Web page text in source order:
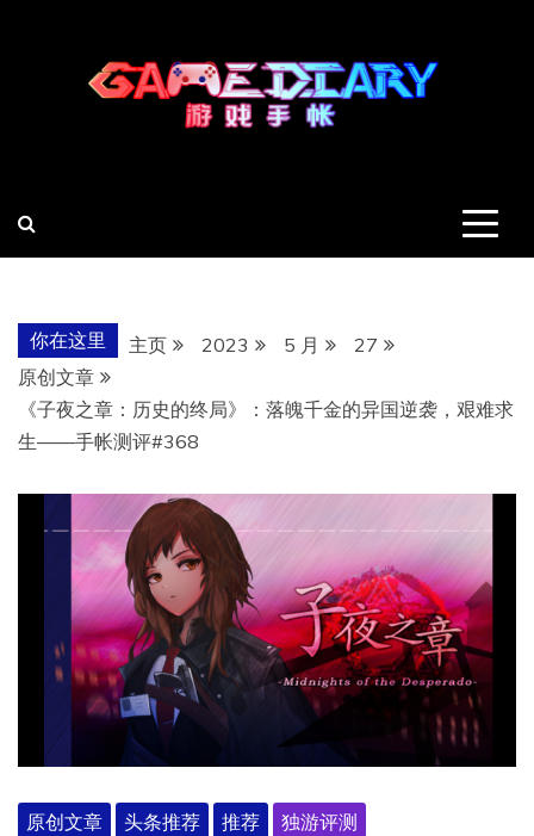
你在这里 主页 2023 5 月
27
原创文章
《子夜之章：历史的终局》：落魄千金的异国逆袭，艰难求
生——手帐测评#368
原创文章 头条推荐 推荐 独游评测